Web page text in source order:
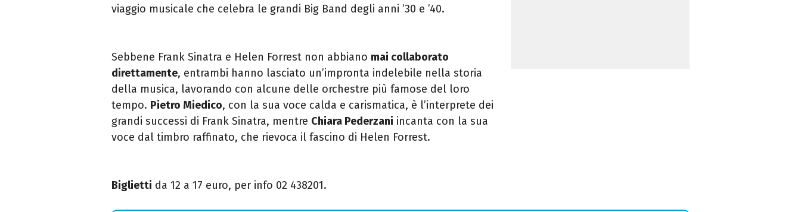
viaggio musicale che celebra le grandi Big Band degli anni ’30 e ’40.
Sebbene Frank Sinatra e Helen Forrest non abbiano mai collaborato
direttamente, entrambi hanno lasciato un’impronta indelebile nella storia
della musica, lavorando con alcune delle orchestre più famose del loro
tempo. Pietro Miedico, con la sua voce calda e carismatica, è l’interprete dei
grandi successi di Frank Sinatra, mentre Chiara Pederzani incanta con la sua
voce dal timbro raffinato, che rievoca il fascino di Helen Forrest.
Biglietti da 12 a 17 euro, per info 02 438201.